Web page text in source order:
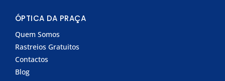
ÓPTICA DA PRAÇA
Quem Somos
Rastreios Gratuitos
Contactos
Blog